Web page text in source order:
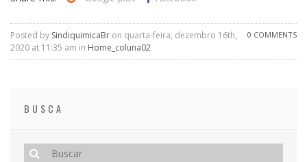
0 COMMENTS
Posted by SindiquimicaBr on quarta-feira, dezembro 16th,
2020 at 11:35 am in Home_coluna02
BUSCA